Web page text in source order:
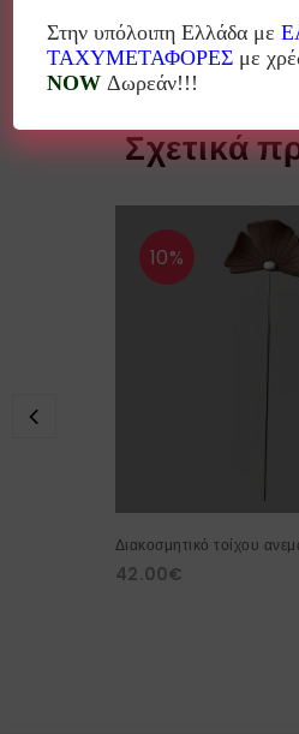
Σχετικά
10%
Διακοσμητικό τοίχου
42.00€
Στην υπόλοιπη Ελλάδα με
ΤΑΧΥΜΕΤΑΦΟΡΕΣ με
NOW Δωρεάν!!!